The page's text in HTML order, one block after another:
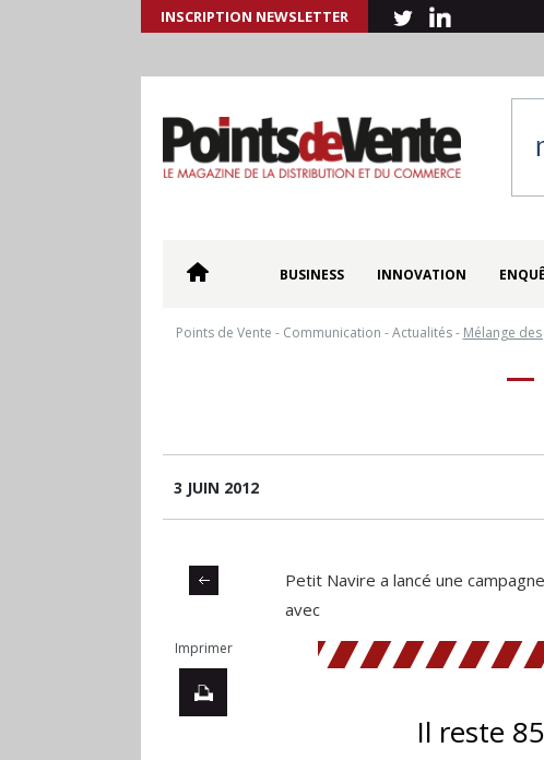
INSCRIPTION NEWSLETTER
BUSINESS INNOVATION
Points de Vente - Communication -Actualités- Mélange
3 JUIN 2012
Imprimer
Petit Navire a lancé une
avec
Il reste